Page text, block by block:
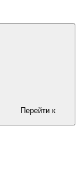
Перейти к